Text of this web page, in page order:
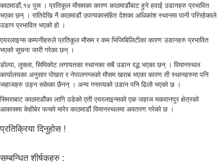
काठमाडौं,१४ पुस । प्रतिकूल मौसमका कारण काठमाडौंबाट हुने हवाई उडानहरु प्रभावित
भएका छन् । रातिदेखि नै काठमाडौं उपत्यकासहित देशका अधिकांश स्थानमा पानी परिरहेकाले
उडान प्रभावित भएको हो ।
एयरलाइन्स कम्पनीहरुले प्रतिकूल मौसम र कम भिजिबिलिटीका कारण उडानहरु प्रभावित
भएको सूचना जारी गरेका छन् ।
डोल्पा, लुक्ला, सिमिकोट लगायतका स्थानका सबै उडान रद्ध भएका छन् । विमानस्थल
कार्यालयका अनुसार पोखरा र नेपालगन्जको मौसम खराब भएका कारण ती स्थानहरुमा पनि
जहाजहरु उड्न सकेका छैनन् । अन्य गन्तव्यको उडान पनि ढिलो भएको छ ।
सिमराबाट काठमाडौंका लागि उडेको एती एयरलाइन्सको एक जहाज मकवानपुर क्षेत्रको
आकासमा केहीबेर फन्को मारेर काठमाडौं विमानस्थलमा अवतरण गरेको छ ।
प्रतिक्रिया दिनुहोस !
सम्बन्धित शीर्षकहरु :